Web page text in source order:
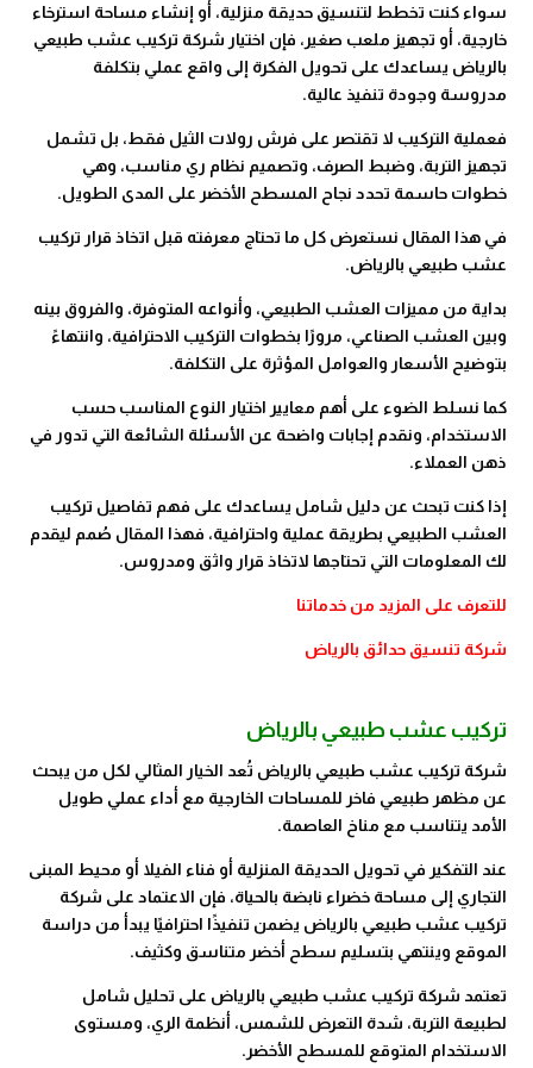
سواء كنت تخطط لتنسيق حديقة منزلية، أو إنشاء مساحة استرخاء
خارجية، أو تجهيز ملعب صغير، فإن اختيار شركة تركيب عشب طبيعي
بالرياض يساعدك على تحويل الفكرة إلى واقع عملي بتكلفة
مدروسة وجودة تنفيذ عالية.
فعملية التركيب لا تقتصر على فرش رولات الثيل فقط، بل تشمل
تجهيز التربة، وضبط الصرف، وتصميم نظام ري مناسب، وهي
خطوات حاسمة تحدد نجاح المسطح الأخضر على المدى الطويل.
في هذا المقال نستعرض كل ما تحتاج معرفته قبل اتخاذ قرار تركيب
عشب طبيعي بالرياض.
بداية من مميزات العشب الطبيعي، وأنواعه المتوفرة، والفروق بينه
وبين العشب الصناعي، مرورًا بخطوات التركيب الاحترافية، وانتهاءً
بتوضيح الأسعار والعوامل المؤثرة على التكلفة.
كما نسلط الضوء على أهم معايير اختيار النوع المناسب حسب
الاستخدام، ونقدم إجابات واضحة عن الأسئلة الشائعة التي تدور في
ذهن العملاء.
إذا كنت تبحث عن دليل شامل يساعدك على فهم تفاصيل تركيب
العشب الطبيعي بطريقة عملية واحترافية، فهذا المقال صُمم ليقدم
لك المعلومات التي تحتاجها لاتخاذ قرار واثق ومدروس.
للتعرف على المزيد من خدماتنا
شركة تنسيق حدائق بالرياض
تركيب عشب طبيعي بالرياض
شركة تركيب عشب طبيعي بالرياض تُعد الخيار المثالي لكل من يبحث
عن مظهر طبيعي فاخر للمساحات الخارجية مع أداء عملي طويل
الأمد يتناسب مع مناخ العاصمة.
عند التفكير في تحويل الحديقة المنزلية أو فناء الفيلا أو محيط المبنى
التجاري إلى مساحة خضراء نابضة بالحياة، فإن الاعتماد على شركة
تركيب عشب طبيعي بالرياض يضمن تنفيذًا احترافيًا يبدأ من دراسة
الموقع وينتهي بتسليم سطح أخضر متناسق وكثيف.
تعتمد شركة تركيب عشب طبيعي بالرياض على تحليل شامل
لطبيعة التربة، شدة التعرض للشمس، أنظمة الري، ومستوى
الاستخدام المتوقع للمسطح الأخضر.